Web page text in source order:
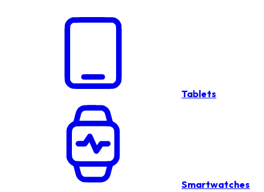
Tablets
Smartwatches